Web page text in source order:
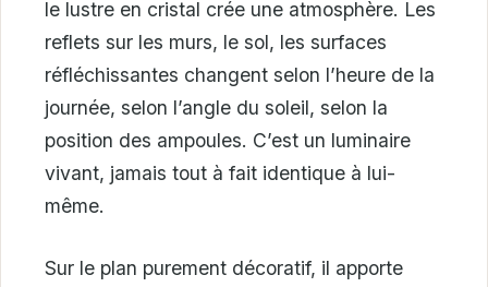
le lustre en cristal crée une atmosphère. Les
reflets sur les murs, le sol, les surfaces
réfléchissantes changent selon l’heure de la
journée, selon l’angle du soleil, selon la
position des ampoules. C’est un luminaire
vivant, jamais tout à fait identique à lui-
même.
Sur le plan purement décoratif, il apporte